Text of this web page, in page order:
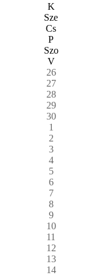
K
Sze
Cs
P
Szo
V
26
27
28
29
30
1
2
3
4
5
6
7
8
9
10
11
12
13
14